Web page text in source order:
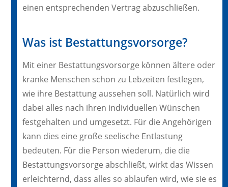
einen entsprechenden Vertrag abzuschließen.
Was ist Bestattungsvorsorge?
Mit einer Bestattungsvorsorge können ältere oder
kranke Menschen schon zu Lebzeiten festlegen,
wie ihre Bestattung aussehen soll. Natürlich wird
dabei alles nach ihren individuellen Wünschen
festgehalten und umgesetzt. Für die Angehörigen
kann dies eine große seelische Entlastung
bedeuten. Für die Person wiederum, die die
Bestattungsvorsorge abschließt, wirkt das Wissen
erleichternd, dass alles so ablaufen wird, wie sie es